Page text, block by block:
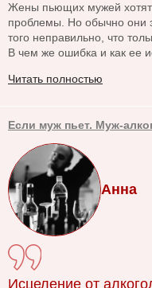
Жены пьющих мужей хотят
проблемы. Но обычно они
того неправильно, что
В чем же ошибка и как ее
Читать полностью
Если муж пьет. Муж-
Анна
Исцеление от